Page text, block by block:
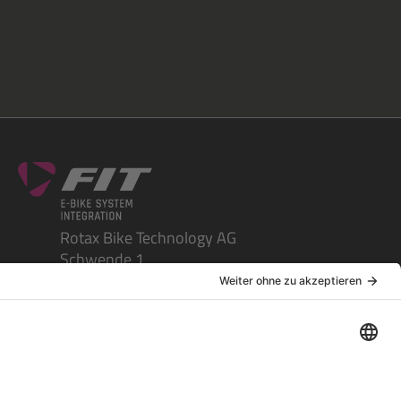
Rotax Bike Technology AG
Schwende 1